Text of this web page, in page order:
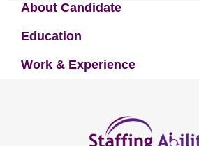
About Candidate
Education
Work & Experience